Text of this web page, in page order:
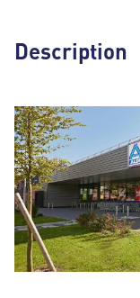
Description